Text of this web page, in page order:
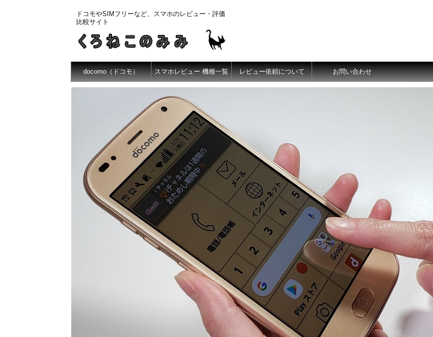
ドコモやSIMフリーなど、スマホのレビュー・評価
比較サイト
docomo（ドコモ） スマホレビュー 機種一覧 レビュー依頼について お問い合わせ